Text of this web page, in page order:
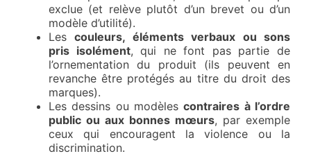
exclue (et relève plutôt d’un brevet ou d’un
modèle d’utilité).
Lescouleurs, éléments verbaux ou sons
pris isolément, qui ne font pas partie de
l’ornementation du produit (ils peuvent en
revanche être protégés au titre du droit des
marques).
Les dessins ou modèlescontraires à l’ordre
public ou aux bonnes mœurs, par exemple
ceux qui encouragent la violence ou la
discrimination.